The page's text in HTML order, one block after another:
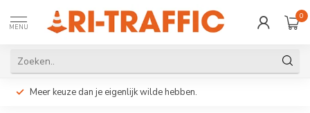
MENU
0
Meer keuze dan je eigenlijk wilde hebben.